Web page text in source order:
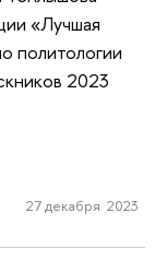
«Лучшая
политологии
2023
27 декабря 2023